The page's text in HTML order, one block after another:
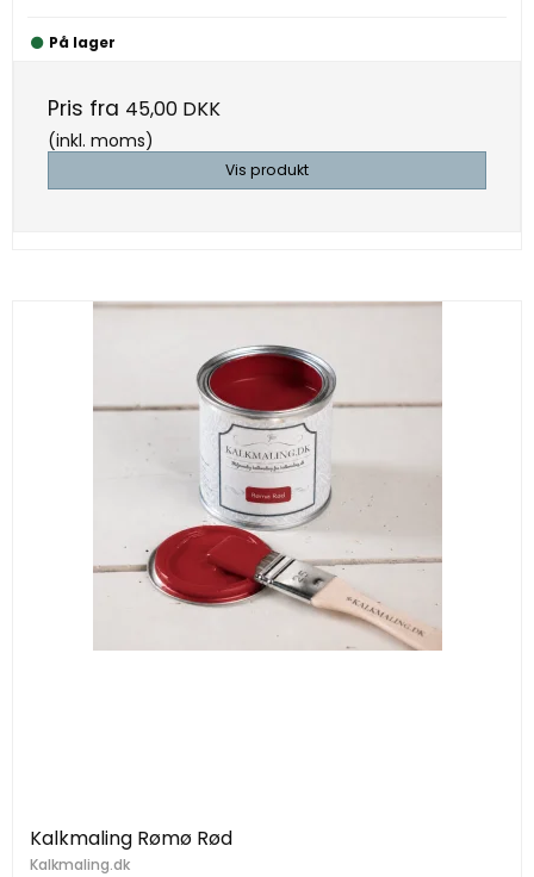
På lager
Pris fra 45,00 DKK
(inkl. moms)
Vis produkt
Kalkmaling Rømø Rød
Kalkmaling.dk